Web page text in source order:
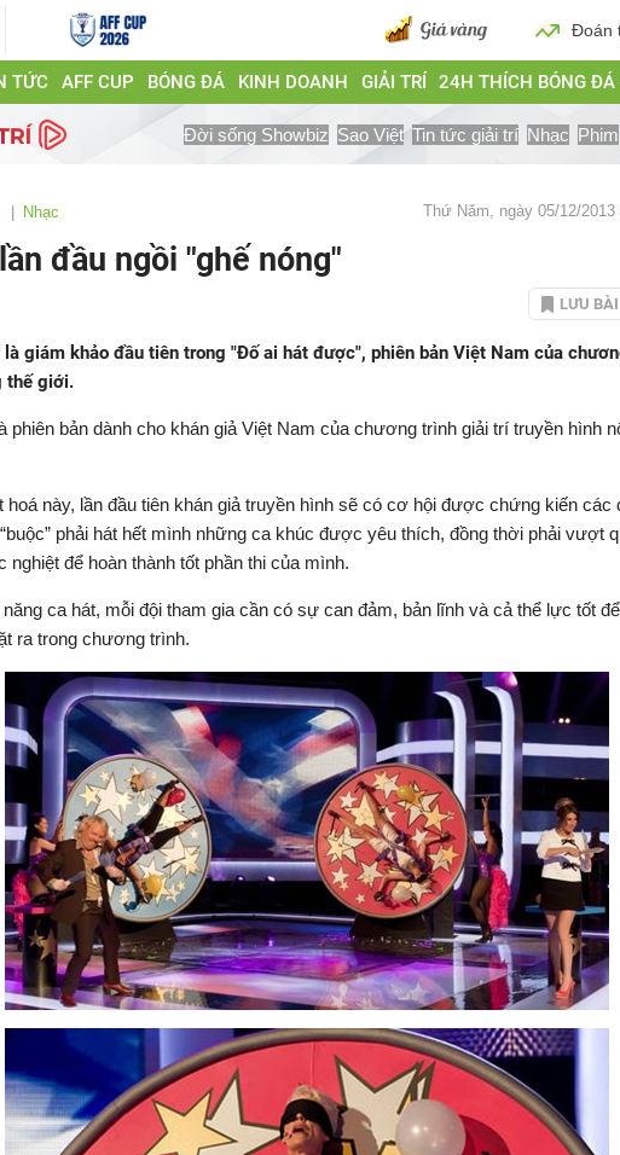
Đoán
TỨC AFF CUP BÓNG ĐÁ KINH DOANH GIẢI TRÍ 24H THÍCH BÓNG ĐÁ
Đời sống Showbiz Sao Việt Tin tức giải trí Nhạc Phim
Nhạc Thứ Năm, ngày 05/12/
đầu ngồi "ghế nóng"
LƯU BÀI
là giám khảo đầu tiên trong "Đố ai hát được", phiên bản Việt Nam của
thế giới.
phiên bản dành cho khán giả Việt Nam của chương trình giải trí truyền hình
hoá này, lần đầu tiên khán giả truyền hình sẽ có cơ hội được chứng kiến các
phải hát hết mình những ca khúc được yêu thích, đồng thời phải vượt
để hoàn thành tốt phần thi của mình.
năng ca hát, mỗi đội tham gia cần có sự can đảm, bản lĩnh và cả thể lực tốt
ra trong chương trình.